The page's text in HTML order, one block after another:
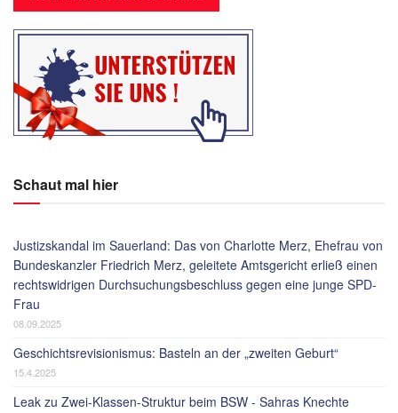
Schaut mal hier
Justizskandal im Sauerland: Das von Charlotte Merz, Ehefrau von
Bundeskanzler Friedrich Merz, geleitete Amtsgericht erließ einen
rechtswidrigen Durchsuchungsbeschluss gegen eine junge SPD-
Frau
08.09.2025
Geschichtsrevisionismus: Basteln an der „zweiten Geburt“
15.4.2025
Leak zu Zwei-Klassen-Struktur beim BSW - Sahras Knechte